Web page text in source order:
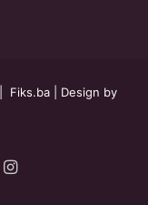
Fiks.ba | Design by
Instagram